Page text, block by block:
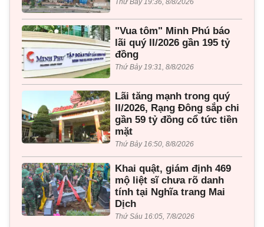
"Vua tôm" Minh Phú báo
lãi quý II/2026 gần 195 tỷ
đồng
Thứ Bảy 19:31, 8/8/2026
Lãi tăng mạnh trong quý
II/2026, Rạng Đông sắp chi
gần 59 tỷ đồng cổ tức tiền
mặt
Thứ Bảy 16:50, 8/8/2026
Khai quật, giám định 469
mộ liệt sĩ chưa rõ danh
tính tại Nghĩa trang Mai
Dịch
Thứ Sáu 16:05, 7/8/2026